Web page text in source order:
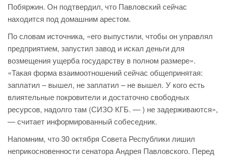
Побяржин. Он подтвердил, что Павловский сейчас
находится под домашним арестом.
По словам источника, «его выпустили, чтобы он управлял
предприятием, запустил завод и искал деньги для
возмещения ущерба государству в полном размере».
«Такая форма взаимоотношений сейчас общепринятая:
заплатил – вышел, не заплатил – не вышел. У кого есть
влиятельные покровители и достаточно свободных
ресурсов, надолго там (СИЗО КГБ. — ) не задерживаются»,
— считает информированный собеседник.
Напомним, что 30 октября Совета Республики лишил
неприкосновенности сенатора Андрея Павловского. Перед